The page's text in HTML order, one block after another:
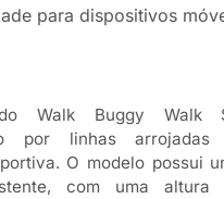
para dispositivos
Walk Buggy Walk
por linhas
O modelo possui
com uma altura